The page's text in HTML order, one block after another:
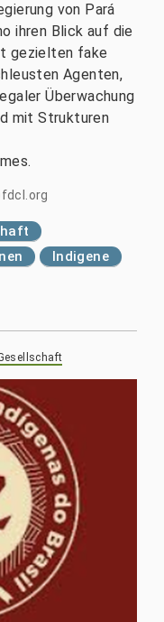
von Pará
ihren Blick auf die
gezielten fake
Agenten,
Überwachung
mit Strukturen
Indigene